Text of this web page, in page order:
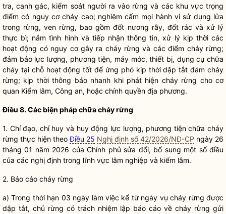
tra, canh gác, kiểm soát người ra vào rừng và các khu vực trọng
điểm có nguy cơ cháy cao; nghiêm cấm mọi hành vi sử dụng lửa
trong rừng, ven rừng, bao gồm đốt nương rẫy, đốt rác và xử lý
thực bì; nắm tình hình và tiếp nhận thông tin, xử lý kịp thời các
hoạt động có nguy cơ gây ra cháy rừng và các điểm cháy rừng;
đảm bảo lực lượng, phương tiện, máy móc, thiết bị, dụng cụ chữa
cháy tại chỗ hoạt động tốt để ứng phó kịp thời dập tắt đám cháy
rừng; kịp thời thông báo nhanh khi phát hiện cháy rừng cho cơ
quan Kiểm lâm, Công an, hoặc chính quyền địa phương.
Điều 8. Các biện pháp chữa cháy rừng
1. Chỉ đạo, chỉ huy và huy động lực lượng, phương tiện chữa cháy
rừng thực hiện theoĐiều 25 Nghị định số 42/2026/NĐ-CP ngày 26
tháng 01 năm 2026 của Chính phủ sửa đổi, bổ sung một số điều
của các nghị định trong lĩnh vực lâm nghiệp và kiểm lâm.
2. Báo cáo cháy rừng
a) Trong thời hạn 03 ngày làm việc kể từ ngày vụ cháy rừng được
dập tắt, chủ rừng có trách nhiệm lập báo cáo về cháy rừng gửi